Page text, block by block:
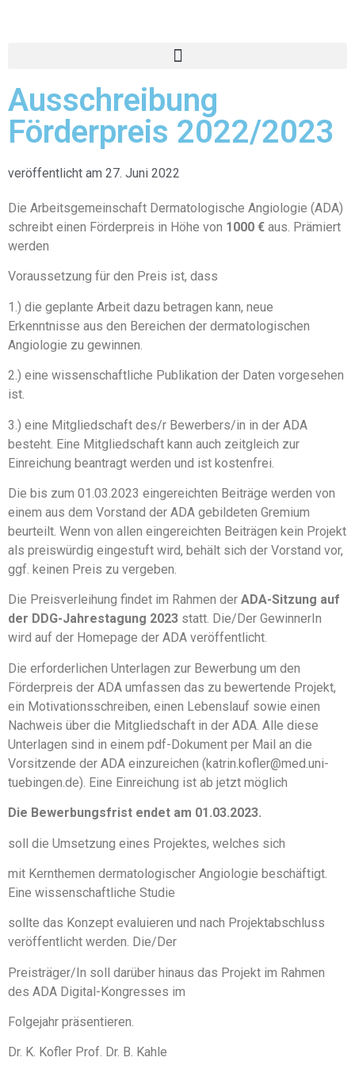
Ausschreibung
Förderpreis 2022/2023
veröffentlicht am 27. Juni 2022
Die Arbeitsgemeinschaft Dermatologische Angiologie (ADA)
schreibt einen Förderpreis in Höhe von 1000 € aus. Prämiert
werden
Voraussetzung für den Preis ist, dass
1.) die geplante Arbeit dazu betragen kann, neue
Erkenntnisse aus den Bereichen der dermatologischen
Angiologie zu gewinnen.
2.) eine wissenschaftliche Publikation der Daten vorgesehen
ist.
3.) eine Mitgliedschaft des/r Bewerbers/in in der ADA
besteht. Eine Mitgliedschaft kann auch zeitgleich zur
Einreichung beantragt werden und ist kostenfrei.
Die bis zum 01.03.2023 eingereichten Beiträge werden von
einem aus dem Vorstand der ADA gebildeten Gremium
beurteilt. Wenn von allen eingereichten Beiträgen kein Projekt
als preiswürdig eingestuft wird, behält sich der Vorstand vor,
ggf. keinen Preis zu vergeben.
Die Preisverleihung findet im Rahmen der ADA-Sitzung auf
der DDG-Jahrestagung 2023 statt. Die/Der GewinnerIn
wird auf der Homepage der ADA veröffentlicht.
Die erforderlichen Unterlagen zur Bewerbung um den
Förderpreis der ADA umfassen das zu bewertende Projekt,
ein Motivationsschreiben, einen Lebenslauf sowie einen
Nachweis über die Mitgliedschaft in der ADA. Alle diese
Unterlagen sind in einem pdf-Dokument per Mail an die
Vorsitzende der ADA einzureichen (katrin.kofler@med.uni-
tuebingen.de). Eine Einreichung ist ab jetzt möglich
Die Bewerbungsfrist endet am 01.03.2023.
soll die Umsetzung eines Projektes, welches sich
mit Kernthemen dermatologischer Angiologie beschäftigt.
Eine wissenschaftliche Studie
sollte das Konzept evaluieren und nach Projektabschluss
veröffentlicht werden. Die/Der
Preisträger/In soll darüber hinaus das Projekt im Rahmen
des ADA Digital-Kongresses im
Folgejahr präsentieren.
Dr. K. Kofler Prof. Dr. B. Kahle